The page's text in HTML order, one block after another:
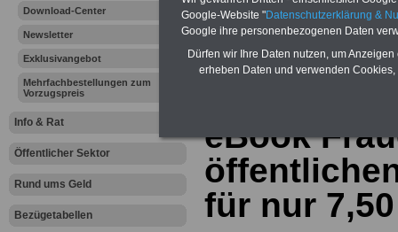
Download-Center
Newsletter
Exklusivangebot
Mehrfachbestellungen zum
Vorzugspreis
Info & Rat
Öffentlicher Sektor
Rund ums Geld
Bezügetabellen
erläutern wir"
eBook
für nur
Google-Website "Datenschutzerklärung &
Google ihre personenbezogenen Daten
Dürfen wir Ihre Daten nutzen, um
erheben Daten und verwenden